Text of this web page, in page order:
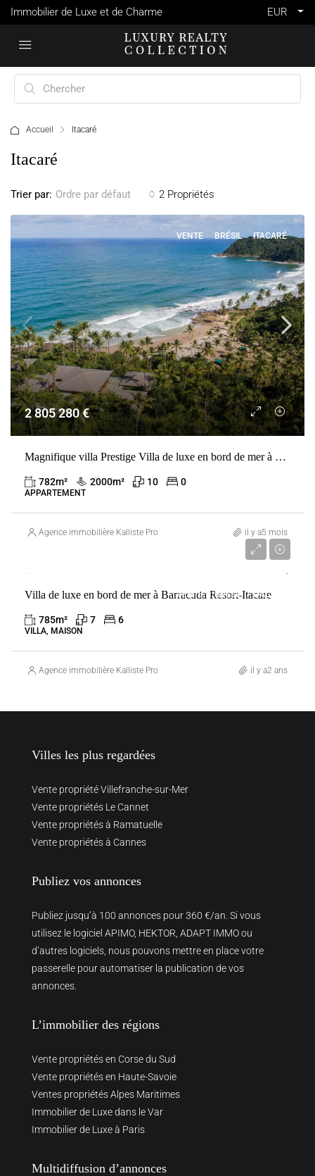
Immobilier de Luxe et de Charme EUR
Accueil Itacaré
Itacaré
2 Propriétés
Trier par: Ordre par défaut
VENTE BRÉSIL ITACARÉ
2 805 280 €
Magnifique villa Prestige Villa de luxe en bord de mer à Barracuda Resort-Itacare-
782m² 2000m² 10 0
APPARTEMENT
Agence immobilière Kalliste Properties il y a5 mois
VENTE BRÉSIL ITACARÉ
Villa de luxe en bord de mer à Barracuda Resort-Itacare
785m² 7 6
VILLA, MAISON
Agence immobilière Kalliste Properties il y a2 ans
Villes les plus regardées
Vente propriété Villefranche-sur-Mer
Vente propriétés Le Cannet
Vente propriétés à Ramatuelle
Vente propriétés à Cannes
Publiez vos annonces
Publiez jusqu’à 100 annonces pour 360 €/an. Si vous
utilisez le logiciel APIMO, HEKTOR, ADAPT IMMO ou
d’autres logiciels, nous pouvons mettre en place votre
passerelle pour automatiser la publication de vos
annonces.
L’immobilier des régions
Vente propriétés en Corse du Sud
Vente propriétés en Haute-Savoie
Ventes propriétés Alpes Maritimes
Immobilier de Luxe dans le Var
Immobilier de Luxe à Paris
Multidiffusion d’annonces